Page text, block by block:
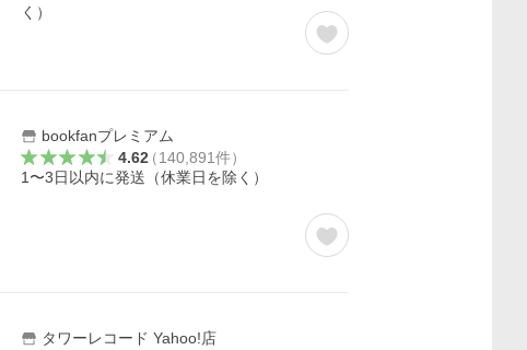
く）
bookfanプレミアム
4.62（140,891件）
1〜3日以内に発送（休業日を除く）
タワーレコード Yahoo!店